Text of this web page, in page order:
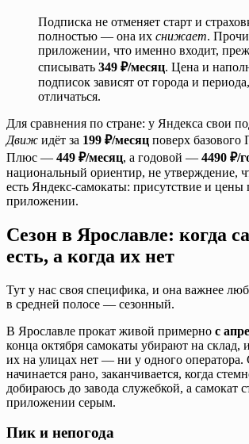
Подписка не отменяет старт и
полностью — она их снижает.
приложении, что именно входит,
списывать 349 ₽/месяц. Цена и
подписок зависят от города и
отличаться.
Для сравнения по стране: у Яндекса свои
Движ идёт за 199 ₽/месяц поверх
Плюс — 449 ₽/месяц, а годовой — 4490 ₽/
национальный ориентир, не утверждение,
есть Яндекс-самокаты: присутствие и цены
приложении.
Сезон в Ярославле: когда
есть, а когда их нет
Тут у нас своя специфика, и она важнее
в средней полосе — сезонный.
В Ярославле прокат живой примерно с
конца октября самокаты убирают на склад,
их на улицах нет — ни у одного оператора.
начинается рано, заканчивается, когда
добираюсь до завода служебкой, а самокат
приложении серым.
Пик и непогода